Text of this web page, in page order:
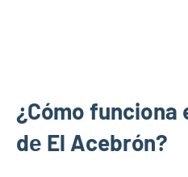
¿Cómo funciona
dе El Acebrón?